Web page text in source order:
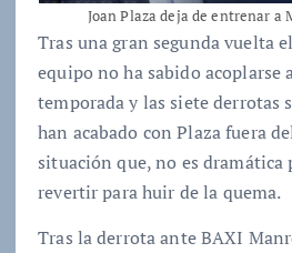
Joan Plaza deja de entrenar a
Tras una gran segunda vuelta
equipo no ha sabido acoplarse
temporada y las siete derrotas
han acabado con Plaza fuera
situación que, no es dramática
revertir para huir de la quema.
Tras la derrota ante BAXI